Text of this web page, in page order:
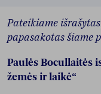
Pateikiame
papasakotas šiame
Paulės Bocullaitės
žemės ir laikė“